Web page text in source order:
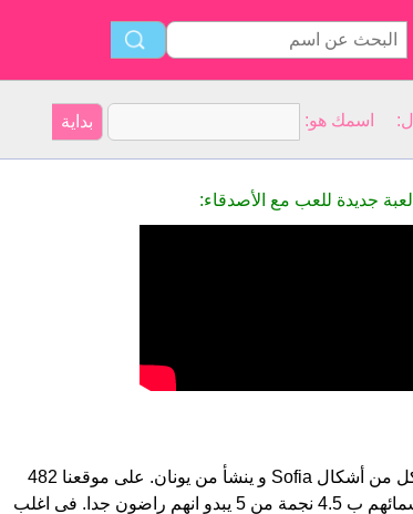
لعبة جديدة للعب مع الأصدقاء:
Sophie هو اسم فتاة. الأسم شكل من أشكال Sofia و ينشأ من يونان. على موقعنا 482
الأشخاص بأسم Sophie (قدر اسمائهم ب 4.5 نجمة من 5 يبدو انهم راضون جدا. فى اغلب